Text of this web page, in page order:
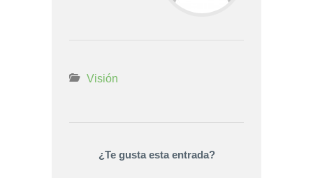
Visión
¿Te gusta esta entrada?